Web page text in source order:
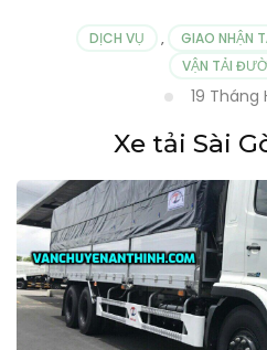
DỊCH VỤ , GIAO NHẬN
VẬN TẢI
19 Tháng
Xe tải Sài